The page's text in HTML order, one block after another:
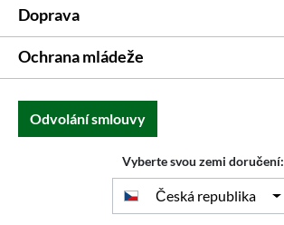
Doprava
Ochrana mládeže
Odvolání smlouvy
Vyberte svou zemi doručení:
Česká republika